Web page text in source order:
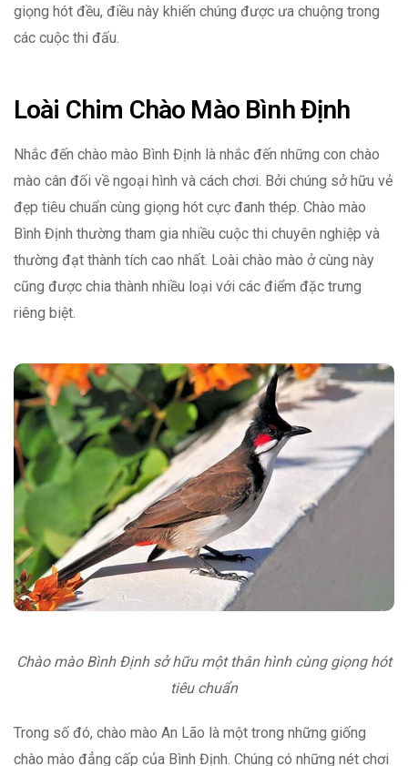
giọng hót đều, điều này khiến chúng được ưa chuộng trong
các cuộc thi đấu.
Loài Chim Chào Mào Bình Định
Nhắc đến chào mào Bình Định là nhắc đến những con chào
mào cân đối về ngoại hình và cách chơi. Bởi chúng sở hữu vẻ
đẹp tiêu chuẩn cùng giọng hót cực đanh thép. Chào mào
Bình Định thường tham gia nhiều cuộc thi chuyên nghiệp và
thường đạt thành tích cao nhất. Loài chào mào ở cùng này
cũng được chia thành nhiều loại với các điểm đặc trưng
riêng biệt.
Chào mào Bình Định sở hữu một thân hình cùng giọng hót
tiêu chuẩn
Trong số đó, chào mào An Lão là một trong những giống
chào mào đẳng cấp của Bình Định. Chúng có những nét chơi